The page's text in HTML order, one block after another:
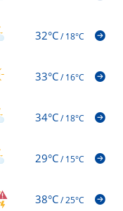
32°C/18°C
33°C/16°C
34°C/18°C
29°C/15°C
38°C/25°C